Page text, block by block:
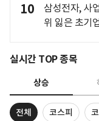
10
삼성전자, 사
위 잃은 초기
실시간 TOP 종목
상승
전체 코스피